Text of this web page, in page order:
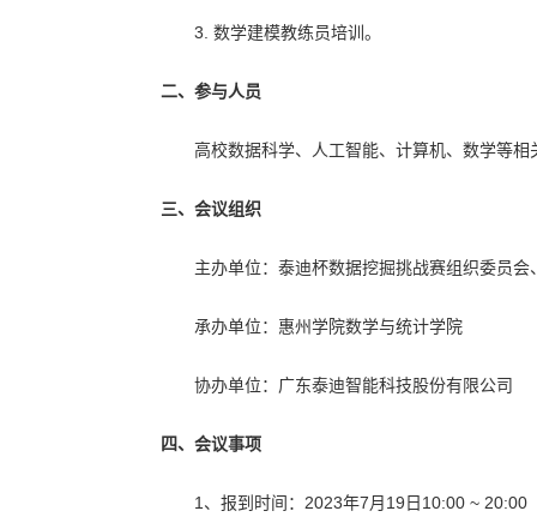
3. 数学建模教练员培训。
二、参与人员
高校数据科学、人工智能、计算机、数学等
三、会议组织
主办单位：泰迪杯数据挖掘挑战赛组织委员
承办单位：惠州学院数学与统计学院
协办单位：广东泰迪智能科技股份有限公司
四、会议事项
1、报到时间：2023年7月19日10:00 ~ 20:00